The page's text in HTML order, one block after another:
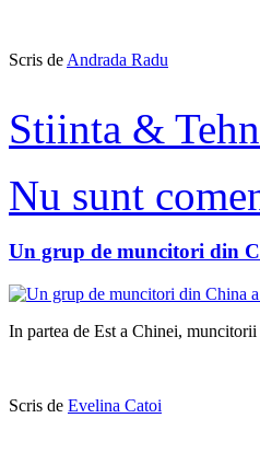
Scris deAndrada Radu
Stiinta &
Nu sunt
Un grup de muncitori din
In partea de Est a Chinei,
Scris de Evelina Catoi